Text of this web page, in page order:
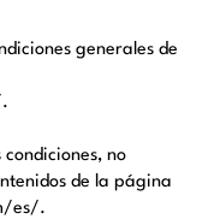
generales de
no
de la página
es/.